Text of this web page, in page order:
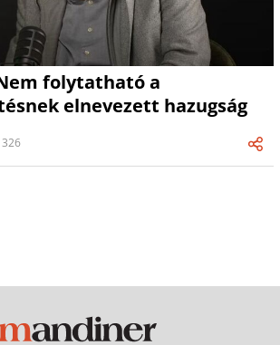
folytatható a
elnevezett hazugság
326